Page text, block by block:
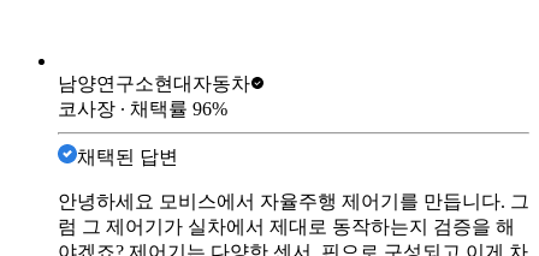
남양연구소현대자동차
코사장 ∙ 채택률 96%
채택된 답변
안녕하세요 모비스에서 자율주행 제어기를 만듭니다. 그
럼 그 제어기가 실차에서 제대로 동작하는지 검증을 해
야겠죠? 제어기는 다양한 센서, 핀으로 구성되고 이게 차